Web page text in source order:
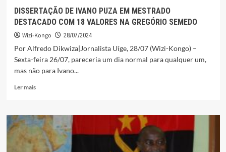
DISSERTAÇÃO DE IVANO PUZA EM MESTRADO
DESTACADO COM 18 VALORES NA GREGÓRIO SEMEDO
Wizi-Kongo 28/07/2024
Por Alfredo Dikwiza|Jornalista Uíge, 28/07 (Wizi-Kongo) –
Sexta-feira 26/07, pareceria um dia normal para qualquer um,
mas não para Ivano...
Ler maisLeia
DISSERTAÇÃO
DE
IVANO
PUZA